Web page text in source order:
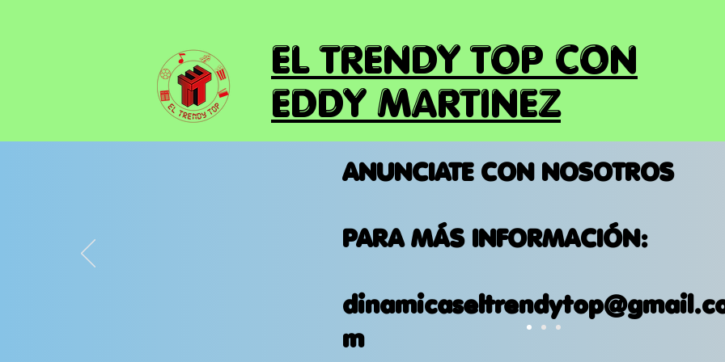
EL TRENDY TOP CON
EDDY MARTINEZ
ANUNCIATE CON NOSOTROS
PARA MÁS INFORMACIÓN:
m